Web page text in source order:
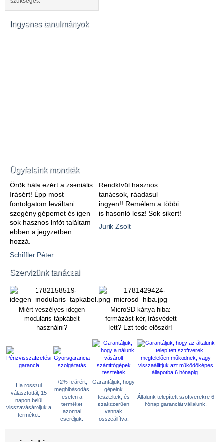
Ingyenes tanulmányok
Ügyfeleink mondták
Örök hála ezért a zseniális
írásért! Épp most
fontolgatom leváltani
szegény gépemet és igen
sok hasznos infót találtam
ebben a jegyzetben
hozzá.
Schiffler Péter
Rendkívül hasznos
tanácsok, ráadásul
ingyen!! Remélem a többi
is hasonló lesz! Sok sikert!
Jurik Zsolt
Szervizünk tanácsai
Miért veszélyes idegen
moduláris tápkábelt
használni?
MicroSD kártya hiba:
formázást kér, írásvédett
lett? Ezt tedd először!
Ha rosszul
választottál, 15
napon belül
visszavásároljuk a
terméket.
+2% felárért,
meghibásodás
esetén a
terméket
azonnal
cseréljük.
Garantáljuk, hogy
gépeink
teszteltek, és
szakszerűen
vannak
összeállítva.
Általunk telepített szoftverekre 6
hónap garanciát vállalunk.